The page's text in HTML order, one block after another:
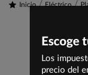
Inicio Eléctrico
Escoge
Los
precio del